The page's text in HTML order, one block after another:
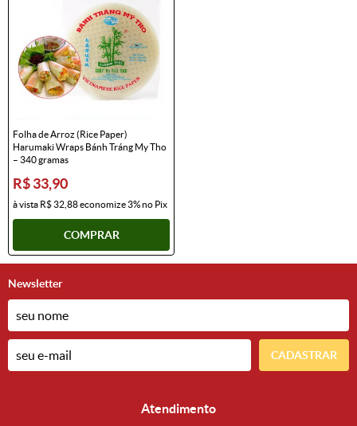
Folha de Arroz (Rice Paper)
Harumaki Wraps Bánh Tráng My Tho
– 340 gramas
R$ 33,90
à vista R$ 32,88economize3%no Pix
COMPRAR
Newsletter
CADASTRAR
Atendimento